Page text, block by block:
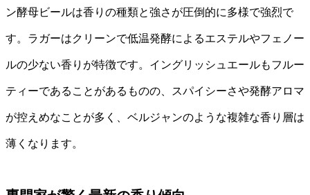
ン酵母ビールは香りの種類と強さが圧倒的に多様で強烈で
す。ラガーはクリーンで低温発酵によるエステルやフェノー
ルの少ない香りが特徴です。イングリッシュエールもフルー
ティーであることがあるものの、スパイシーさや発酵アロマ
が控えめなことが多く、ベルジャンのような複雑な香り層は
薄くなります。